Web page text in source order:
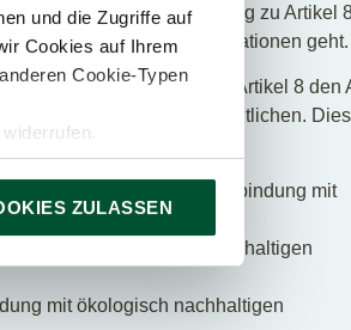
und die Zugriffe auf
Cookies auf Ihrem
Cookie-Typen
ZULASSEN
6. Juli 2021 eine Ergänzung zu Artikel
dieser Informationen geht.
Unternehmen haben laut Artikel 8 den
definierten KPIs zu veröffentlichen.
Dienstleistungen in Verbindung mit
mit ökologisch nachhaltigen
mit ökologisch nachhaltigen